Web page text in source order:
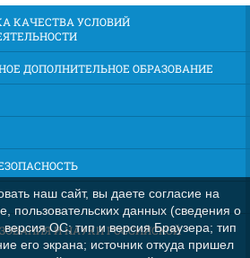
КАЧЕСТВА УСЛОВИЙ
ДОПОЛНИТЕЛЬНОЕ ОБРАЗОВАНИЕ
И НАУКИ РОССИЙСКОЙ
наш сайт, вы даете согласие на
пользовательских данных (сведения о
ОС; тип и версия Браузера; тип
его экрана; источник откуда пришел